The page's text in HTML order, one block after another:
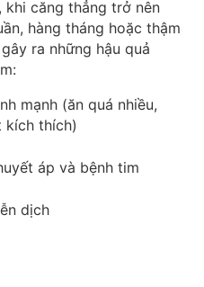
khi căng thẳng trở nên
hàng tháng hoặc thậm
ra những hậu quả
mạnh (ăn quá nhiều,
kích thích)
áp và bệnh tim
dịch